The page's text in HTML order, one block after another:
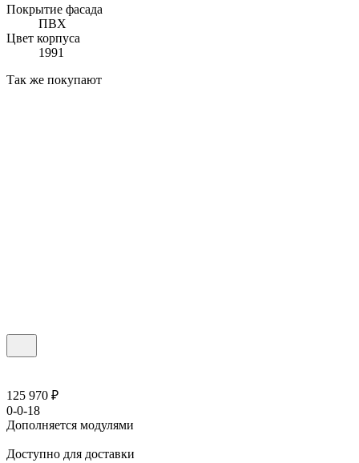
Покрытие фасада
ПВХ
Цвет корпуса
1991
Так же покупают
125 970 ₽
0-0-18
Дополняется модулями
Доступно для доставки